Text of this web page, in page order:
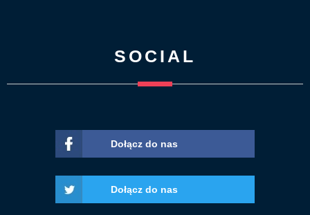
SOCIAL
Dołącz do nas
Dołącz do nas